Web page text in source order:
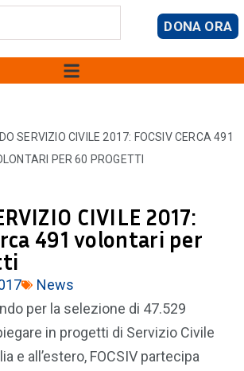
DONA ORA
SERVIZIO CIVILE 2017: FOCSIV CERCA 491
PER 60 PROGETTI
CIVILE 2017:
491 volontari per
News
per la selezione di 47.529
in progetti di Servizio Civile
e all’estero, FOCSIV partecipa